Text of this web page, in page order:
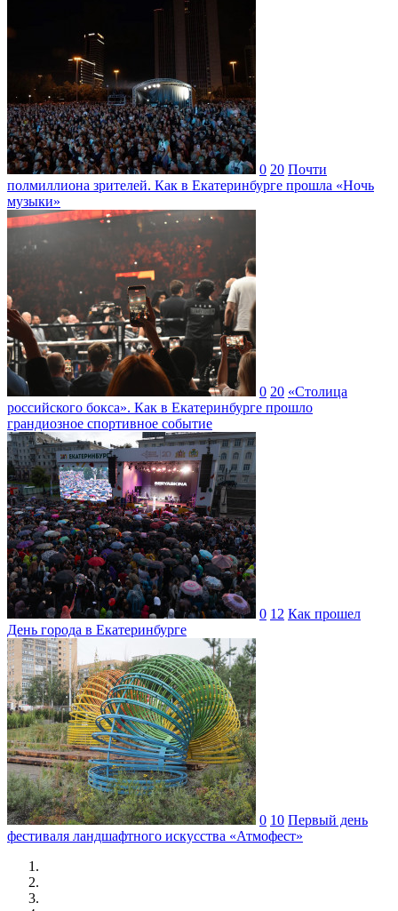
0 20 Почти
полмиллиона зрителей. Как в Екатеринбурге прошла «Ночь
музыки»
0 20 «Столица
российского бокса». Как в Екатеринбурге прошло
грандиозное спортивное событие
0 12 Как прошел
День города в Екатеринбурге
0 10 Первый день
фестиваля ландшафтного искусства «Атмофест»